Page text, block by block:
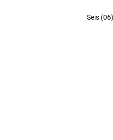
Seis